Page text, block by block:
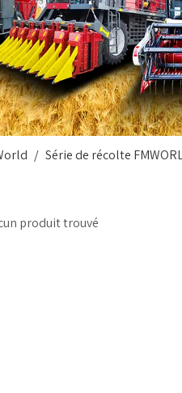
/ Série de récolte
produit trouvé